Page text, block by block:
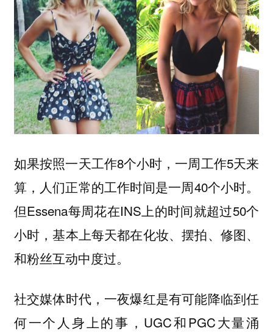
如果按照一天工作8个小时，一周工作5天来
算，人们正常的工作时间是一周40个小时。
但Essena每周花在INS上的时间就超过50个
小时，基本上每天都在化妆、摆拍、修图、
和粉丝互动中度过。
社交媒体时代，一夜爆红是有可能降临到任
何一个人身上的事，UGC和PGC大量涌